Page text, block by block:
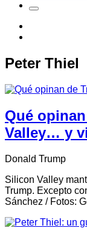
Peter Thiel
Qué
Valley… y
Donald Trump
Silicon Valley
Trump. Excepto
Sánchez / Fotos: